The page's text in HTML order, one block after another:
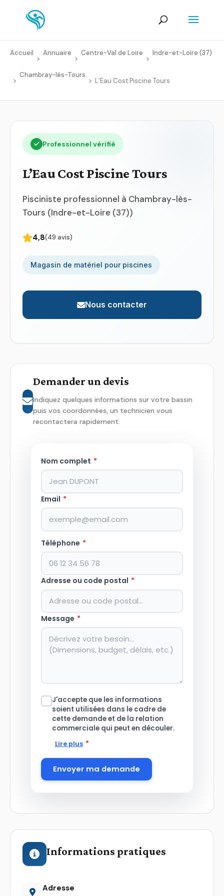
Accueil
>
Annuaire
>
Centre-Val de Loire
>
Indre-et-Loire (37)
>
Chambray-lès-Tours
> L’Eau Cost Piscine Tours
Professionnel vérifié
L’Eau Cost Piscine Tours
Pisciniste professionnel à Chambray-lès-
Tours (Indre-et-Loire (37))
4,8(49 avis)
Magasin de matériel pour piscines
Nous contacter
Demander un devis
Indiquez quelques informations sur votre bassin
puis vos coordonnées, un technicien vous
recontactera rapidement.
Nom complet *
Email *
Téléphone *
Adresse ou code postal *
Message *
J'accepte que les informations
soient utilisées dans le cadre de
cette demande et de la relation
commerciale qui peut en découler.
Lire plus *
Envoyer ma demande
Informations pratiques
Adresse